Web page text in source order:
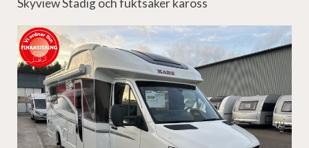
Skyview Stadig och fuktsäker kaross